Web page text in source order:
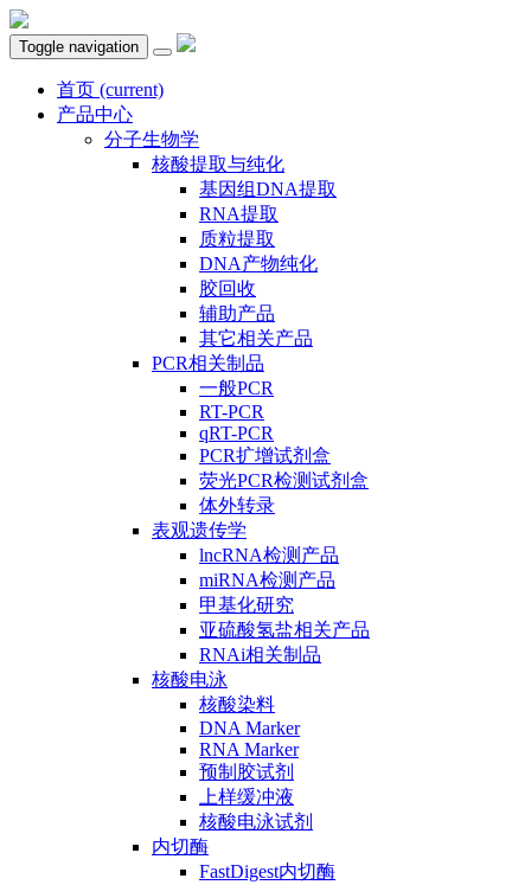
Toggle navigation
首页 (current)
产品中心
分子生物学
核酸提取与纯化
基因组DNA提取
RNA提取
质粒提取
DNA产物纯化
胶回收
辅助产品
其它相关产品
PCR相关制品
一般PCR
RT-PCR
qRT-PCR
PCR扩增试剂盒
荧光PCR检测试剂盒
体外转录
表观遗传学
lncRNA检测产品
miRNA检测产品
甲基化研究
亚硫酸氢盐相关产品
RNAi相关制品
核酸电泳
核酸染料
DNA Marker
RNA Marker
预制胶试剂
上样缓冲液
核酸电泳试剂
内切酶
FastDigest内切酶